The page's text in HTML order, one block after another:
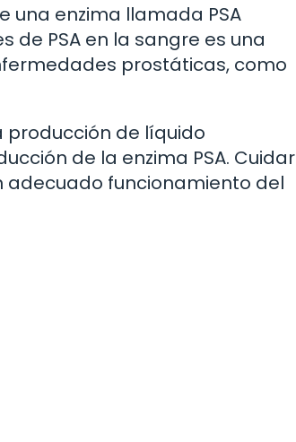
enzima llamada PSA
de PSA en la sangre es una
prostáticas, como
producción de líquido
de la enzima PSA. Cuidar
funcionamiento del